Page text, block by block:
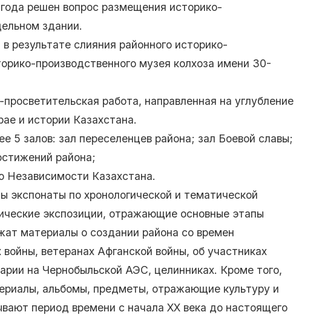
решен вопрос размещения историко-
здании.
результате слияния районного историко-
производственного музея колхоза имени 30-
работа, направленная на углубление
и истории Казахстана.
5 залов: зал переселенцев района; зал Боевой славы;
района;
Казахстана.
экспонаты по хронологической и тематической
экспозиции, отражающие основные этапы
материалы о создании района со времен
ветеранах Афганской войны, об участниках
на Чернобыльской АЭС, целинниках. Кроме того,
альбомы, предметы, отражающие культуру и
период времени с начала ХХ века до настоящего